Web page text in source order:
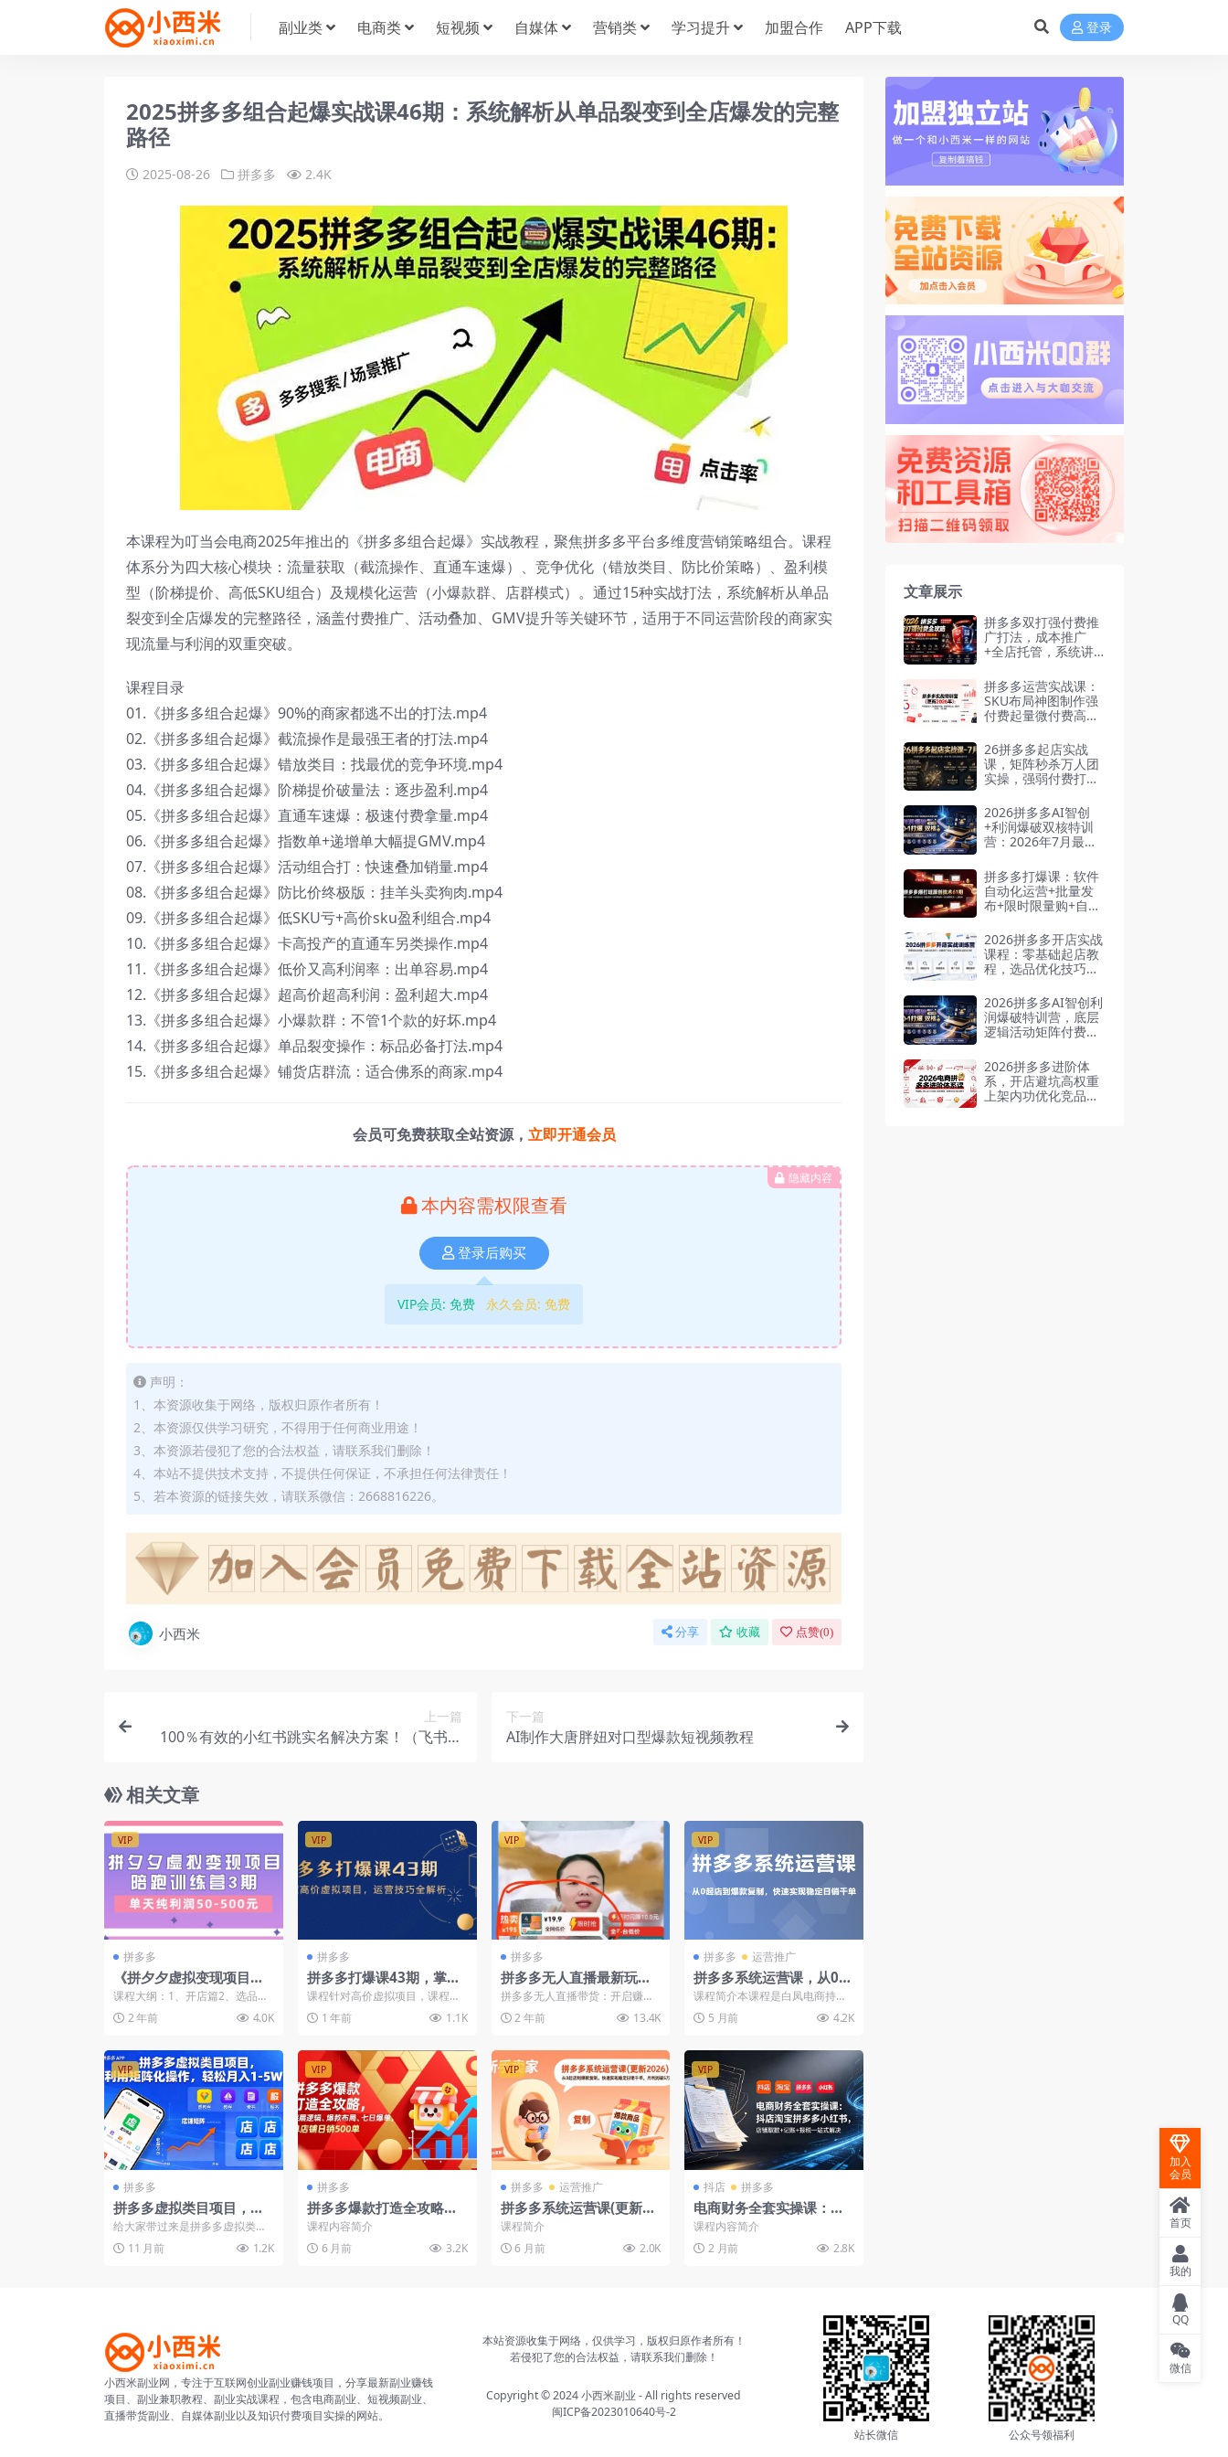
副业类 电商类 短视频 自媒体 营销类 学习提升 加盟合作 APP下载 登录
2025拼多多组合起爆实战课46期：系统解析从单品裂变到全店爆发的完整
路径
2025-08-26 拼多多 2.4K
本课程为叮当会电商2025年推出的《拼多多组合起爆》实战教程，聚焦拼多多平台多维度营销策略组合。课程
体系分为四大核心模块：流量获取（截流操作、直通车速爆）、竞争优化（错放类目、防比价策略）、盈利模
型（阶梯提价、高低SKU组合）及规模化运营（小爆款群、店群模式）。通过15种实战打法，系统解析从单品
裂变到全店爆发的完整路径，涵盖付费推广、活动叠加、GMV提升等关键环节，适用于不同运营阶段的商家实
现流量与利润的双重突破。
课程目录
01.《拼多多组合起爆》90%的商家都逃不出的打法.mp4
02.《拼多多组合起爆》截流操作是最强王者的打法.mp4
03.《拼多多组合起爆》错放类目：找最优的竞争环境.mp4
04.《拼多多组合起爆》阶梯提价破量法：逐步盈利.mp4
05.《拼多多组合起爆》直通车速爆：极速付费拿量.mp4
06.《拼多多组合起爆》指数单+递增单大幅提GMV.mp4
07.《拼多多组合起爆》活动组合打：快速叠加销量.mp4
08.《拼多多组合起爆》防比价终极版：挂羊头卖狗肉.mp4
09.《拼多多组合起爆》低SKU亏+高价sku盈利组合.mp4
10.《拼多多组合起爆》卡高投产的直通车另类操作.mp4
11.《拼多多组合起爆》低价又高利润率：出单容易.mp4
12.《拼多多组合起爆》超高价超高利润：盈利超大.mp4
13.《拼多多组合起爆》小爆款群：不管1个款的好坏.mp4
14.《拼多多组合起爆》单品裂变操作：标品必备打法.mp4
15.《拼多多组合起爆》铺货店群流：适合佛系的商家.mp4
会员可免费获取全站资源， 立即开通会员
隐藏内容
本内容需权限查看
登录后购买
VIP会员: 免费 永久会员: 免费
声明：
1、本资源收集于网络，版权归原作者所有！
2、本资源仅供学习研究，不得用于任何商业用途！
3、本资源若侵犯了您的合法权益，请联系我们删除！
4、本站不提供技术支持，不提供任何保证，不承担任何法律责任！
5、若本资源的链接失效，请联系微信：2668816226。
小西米 分享 收藏 点赞(0)
上一篇
100％有效的小红书跳实名解决方案！（飞书文
下一篇
AI制作大唐胖妞对口型爆款短视频教程
相关文章
VIP
拼多多
《拼夕夕虚拟变现项目陪
跑训练营3期》单天纯利润
50-500元
课程大纲：1、开店篇2、选品篇
3、风险篇4、优化篇5、运营篇
6、实操篇7、复盘篇
2 年前 4.0K
VIP
拼多多
拼多多打爆课43期，掌握
高价虚拟项目，运营技巧
全解析（15节）
课程针对高价虚拟项目，课程包
含破局难点、垂直类操作、客服
自动回复、上架细节、虚拟...
1 年前 1.1K
VIP
拼多多
拼多多无人直播最新玩法
（飞书教程）
拼多多无人直播带货：开启赚钱
新机遇 首先不要做一夜暴富的
梦。不是每个人都可以成为...
2 年前 13.4K
VIP
拼多多 运营推广
拼多多系统运营课，从0起
店到爆款复制，快速实现
稳定日销千单
课程简介本课程是白凤电商持续
更新至2026年1月的《拼多多日
销千单训练营》，是一...
5 月前 4.2K
VIP
拼多多
拼多多虚拟类目项目，利
用矩阵化操作，轻松月入1
-5W
给大家带过来是拼多多虚拟类目
项目，利用矩阵化操作，轻松月
入1-5W的最新打法。
11 月前 1.2K
VIP
拼多多
拼多多爆款打造全攻略，
底层逻辑、爆款布局、七
日爆单，单店铺日销500
单
课程内容简介
6 月前
3.2K
VIP
拼多多 运营推广
拼多多系统运营课(更新20
26)，从0起店到爆款复
制，快速实现稳定日销千
单，月利润破5万
课程简介
6 月前
2.0K
VIP
抖店 拼多多
电商财务全套实操课：抖
店淘宝拼多多小红书，店
铺取数+记账+报税一站式
解决
课程内容简介
2 月前
2.8K
文章展示
拼多多双打强付费推
广打法，成本推广
+全店托管，系统讲
势与选择策略
拼多多运营实战课：
SKU布局神图制作强
付费起量微付费高投
26拼多多起店实战
课，矩阵秒杀万人团
实操，强弱付费打法
月
2026拼多多AI智创
+利润爆破双核特训
营：2026年7月最新
拼多多打爆课：软件
自动化运营+批量发
布+限时限量购+自动
放
2026拼多多开店实战
课程：零基础起店教
程，选品优化技巧，
稳定运营全攻略
2026拼多多AI智创利
润爆破特训营，底层
逻辑活动矩阵付费优
2026拼多多进阶体
系，开店避坑高权重
上架内功优化竞品调
小西米副业网，专注于互联网创业副业赚钱项目，分享最新副业赚钱
项目、副业兼职教程、副业实战课程，包含电商副业、短视频副业、
直播带货副业、自媒体副业以及知识付费项目实操的网站。
本站资源收集于网络，仅供学习，版权归原作者所有！
若侵犯了您的合法权益，请联系我们删除！
Copyright © 2024小西米副业 - All rights reserved
闽ICP备2023010640号-2
站长微信
公众号领福利
加入
会员
首页
我的
QQ
微信